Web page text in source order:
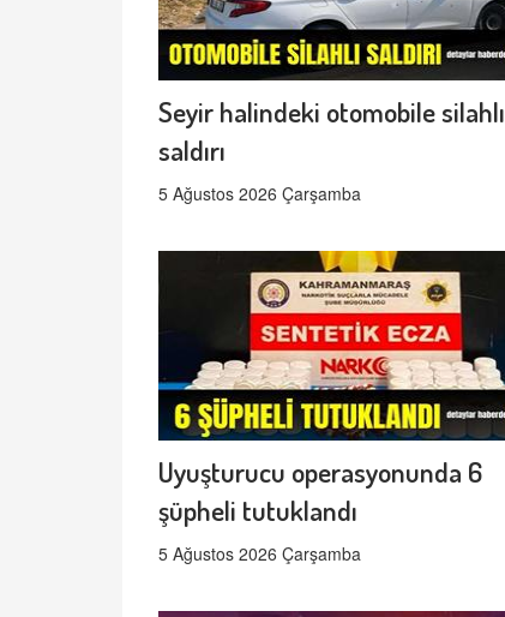
Seyir halindeki otomobile silahlı
saldırı
5 Ağustos 2026 Çarşamba
Uyuşturucu operasyonunda 6
şüpheli tutuklandı
5 Ağustos 2026 Çarşamba